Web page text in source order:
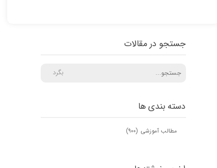
دسته بندی ها
مطالب آموزشی (۹۰۰)
جستجو در مقالات
بگرد